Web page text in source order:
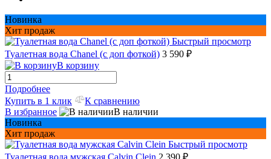
Новинка
Хит продаж
Быстрый просмотр
Туалетная вода Chanel (с доп фоткой) 3 590 ₽
В корзину
Подробнее
Купить в 1 клик
К сравнению
В избранное
В наличии
Новинка
Хит продаж
Быстрый просмотр
Туалетная вода мужская Сalvin Сlein 2 390 ₽